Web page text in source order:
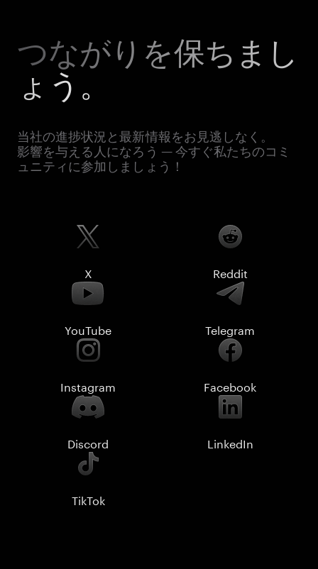
つながりを保ちまし
ょう。
当社の進捗状況と最新情報をお見逃しなく。
影響を与える人になろう — 今すぐ私たちのコミ
ュニティに参加しましょう！
X Reddit
YouTube Telegram
Instagram Facebook
Discord LinkedIn
TikTok